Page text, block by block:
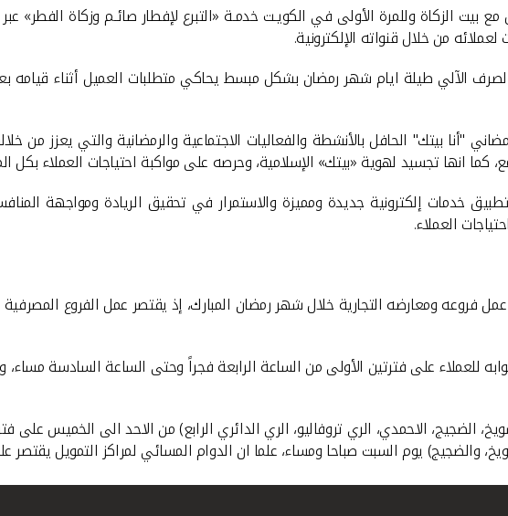
مع بيت الزكاة وللمرة الأولى في الكويـت خدمـة «التبرع لإفطار صائـم وزكاة
من خلال قنواته الإلكترونية.
الآلي طيلة ايام شهر رمضان بشكل مبسط يحاكي متطلبات العميل أثناء قيامه
"أنا بيتك" الحافل بالأنشطة والفعاليات الاجتماعية والرمضانية والتي يعزز من
كما انها تجسيد لهوية «بيتك» الإسلامية، وحرصه على مواكبة احتياجات العملاء بكل
خدمات إلكترونية جديدة ومميزة والاستمرار في تحقيق الريادة ومواجهة
العملاء.
ومعارضه التجارية خلال شهر رمضان المبارك، إذ يقتصر عمل الفروع
للعملاء على فترتين الأولى من الساعة الرابعة فجراً وحتى الساعة السادسة
الضجيج، الاحمدي، الري تروفاليو، الري الدائري الرابع) من الاحد الى
والضجيج) يوم السبت صباحا ومساء، علما ان الدوام المسائي لمراكز التمويل يقتصر